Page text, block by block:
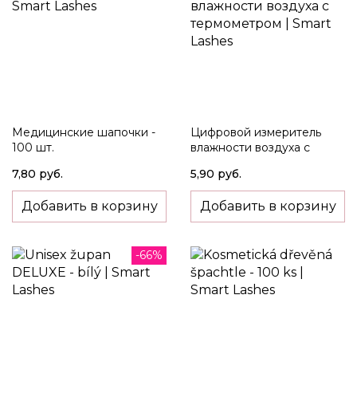
Медицинские шапочки -
100 шт.
7,80 руб.
Добавить в корзину
Цифровой измеритель
влажности воздуха с
5,90 руб.
Добавить в корзину
-66%